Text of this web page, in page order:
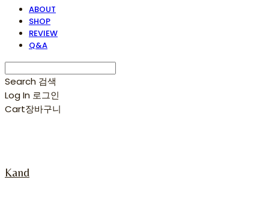
ABOUT
SHOP
REVIEW
Q&A
Search 검색
Log In 로그인
Cart장바구니
Kand